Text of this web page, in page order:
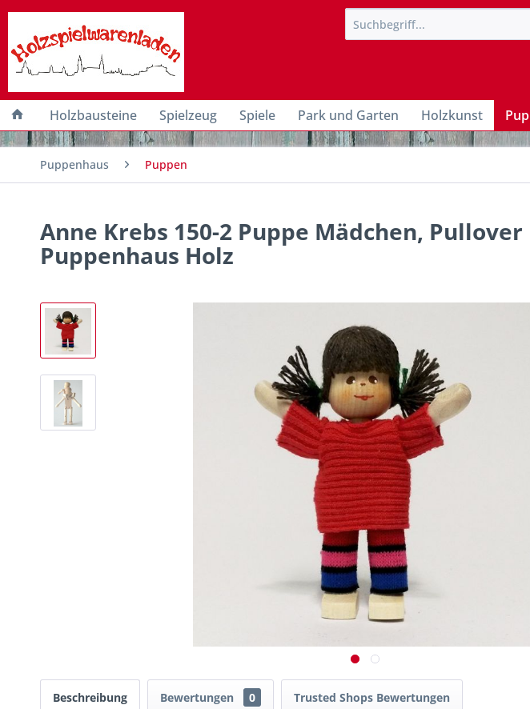
Holzbausteine Spielzeug Spiele Park und Garten Holzkunst
Puppenhaus Puppen
Anne Krebs 150-2 Puppe Mädchen,
Puppenhaus Holz
Beschreibung Bewertungen 0 Trusted Shops Bewertungen